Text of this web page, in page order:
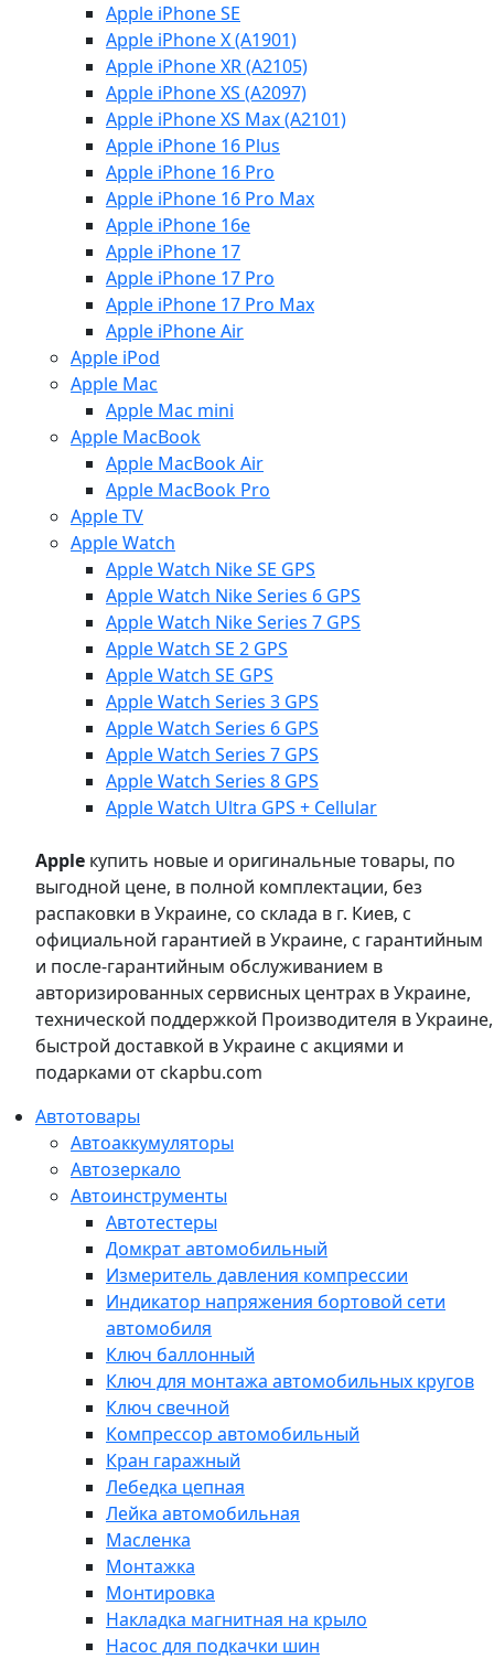
Apple iPhone SE
Apple iPhone X (A1901)
Apple iPhone XR (A2105)
Apple iPhone XS (A2097)
Apple iPhone XS Max (A2101)
Apple iPhone 16 Plus
Apple iPhone 16 Pro
Apple iPhone 16 Pro Max
Apple iPhone 16e
Apple iPhone 17
Apple iPhone 17 Pro
Apple iPhone 17 Pro Max
Apple iPhone Air
Apple iPod
Apple Mac
Apple Mac mini
Apple MacBook
Apple MacBook Air
Apple MacBook Pro
Apple TV
Apple Watch
Apple Watch Nike SE GPS
Apple Watch Nike Series 6 GPS
Apple Watch Nike Series 7 GPS
Apple Watch SE 2 GPS
Apple Watch SE GPS
Apple Watch Series 3 GPS
Apple Watch Series 6 GPS
Apple Watch Series 7 GPS
Apple Watch Series 8 GPS
Apple Watch Ultra GPS + Cellular
Apple купить новые и оригинальные товары, по
выгодной цене, в полной комплектации, без
распаковки в Украине, со склада в г. Киев, с
официальной гарантией в Украине, с гарантийным
и после-гарантийным обслуживанием в
авторизированных сервисных центрах в Украине,
технической поддержкой Производителя в Украине,
быстрой доставкой в Украине с акциями и
подарками от ckapbu.com
Автотовары
Автоаккумуляторы
Автозеркало
Автоинструменты
Автотестеры
Домкрат автомобильный
Измеритель давления компрессии
Индикатор напряжения бортовой сети
автомобиля
Ключ баллонный
Ключ для монтажа автомобильных кругов
Ключ свечной
Компрессор автомобильный
Кран гаражный
Лебедка цепная
Лейка автомобильная
Масленка
Монтажка
Монтировка
Накладка магнитная на крыло
Насос для подкачки шин